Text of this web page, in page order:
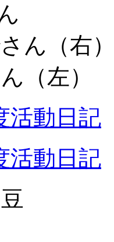
ん（右
（左）
活動日記
活動日記